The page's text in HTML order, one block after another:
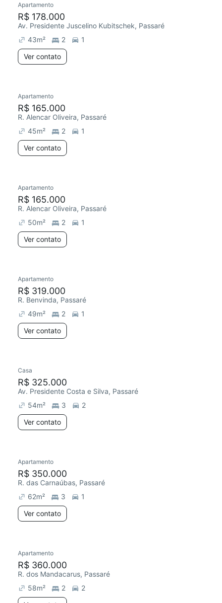
Chegou este mês
Apartamento
R$ 178.000
Av. Presidente Juscelino Kubitschek, Passaré
43m² 2
1
Ver contato
Apartamento
R$ 165.000
R. Alencar Oliveira, Passaré
45m² 2
1
Ver contato
Apartamento
R$ 165.000
R. Alencar Oliveira, Passaré
50m² 2
1
Ver contato
Apartamento
R$ 319.000
R. Benvinda, Passaré
49m² 2
1
Ver contato
Casa
R$ 325.000
Av. Presidente Costa e Silva, Passaré
54m² 3
2
Ver contato
Apartamento
R$ 350.000
R. das Carnaúbas, Passaré
62m² 3
1
Ver contato
Apartamento
R$ 360.000
R. dos Mandacarus, Passaré
58m² 2
2